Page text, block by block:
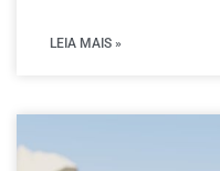
LEIA MAIS »